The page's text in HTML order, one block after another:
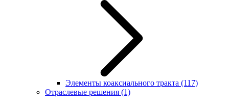
Элементы коаксиального тракта (117)
Отраслевые решения (1)